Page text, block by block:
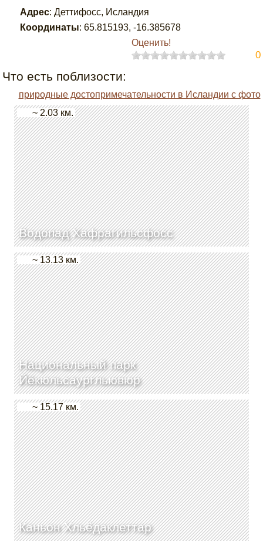
Адрес:Деттифосс, Исландия
Координаты: 65.815193,-16.385678
Оценить!
0
Что есть поблизости:
природные достопримечательности в Исландии с фото
Водопад Хафрагильсфосс
~ 2.03 км.
Национальный парк
Йёкюльсаургльювюр
~ 13.13 км.
Каньон Хльёдаклеттар
~ 15.17 км.